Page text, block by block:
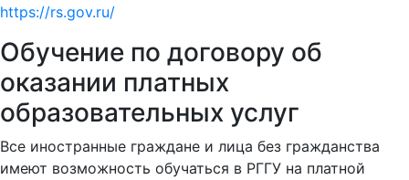
https://rs.gov.ru/
Обучение по договору об
оказании платных
образовательных услуг
Все иностранные граждане и лица без гражданства
имеют возможность обучаться в РГГУ на платной